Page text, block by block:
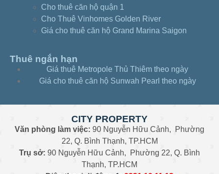
Cho thuê căn hộ quận 1
Cho Thuê Vinhomes Golden River
Giá cho thuê căn hộ Grand Marina Saigon
Thuê ngắn hạn
Giá thuê Metropole Thủ Thiêm theo ngày
Giá cho thuê căn hộ Sunwah Pearl theo ngày
CITY PROPERTY
Văn phòng làm việc: 90 Nguyễn Hữu Cảnh, Phường
22, Q. Bình Thạnh, TP.HCM
Trụ sở: 90 Nguyễn Hữu Cảnh, Phường 22, Q. Bình
Thạnh, TP.HCM